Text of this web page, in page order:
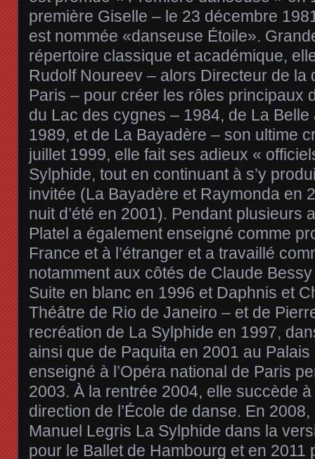
première Giselle – le 23 décembre
est nommée «danseuse Étoile».
répertoire classique et académique,
Rudolf Noureev – alors Directeur de la
Paris – pour créer les rôles principaux
du Lac des cygnes – 1984, de La
1989, et de La Bayadère – son ultime
juillet 1999, elle fait ses adieux «
Sylphide, tout en continuant à s’y
invitée (La Bayadère et Raymonda en
nuit d’été en 2001). Pendant plusieurs
Platel a également enseigné comme
France et à l’étranger et a travaillé
notamment aux côtés de Claude
Suite en blanc en 1996 et Daphnis et
Théâtre de Rio de Janeiro – et de
recréation de La Sylphide en 1997,
ainsi que de Paquita en 2001 au Palais
enseigné à l’Opéra national de Paris
2003. À la rentrée 2004, elle succède
direction de l’École de danse. En
Manuel Legris La Sylphide dans la
pour le Ballet de Hambourg et en 2011